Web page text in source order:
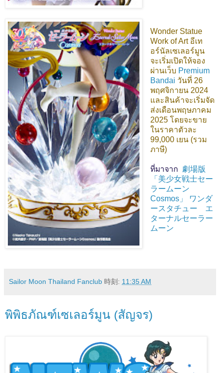
Wonder Statue
Work of Art อีเท
อร์นัลเซเลอร์มูน
จะเริ่มเปิดให้จอง
ผ่านเว็บ Premium
Bandai วันที่ 26
พฤศจิกายน 2024
และสินค้าจะเริ่มจัด
ส่งเดือนพฤษภาคม
2025 โดยจะขาย
ในราคาตัวละ
99,000 เยน (รวม
ภาษี)
ที่มาจาก 劇場版
「美少女戦士セー
ラームーン
Cosmos」 ワンダ
ースタチュー エ
ターナルセーラー
ムーン
Sailor Moon Thailand Fanclub 時刻: 11:35 AM
พิพิธภัณฑ์เซเลอร์มูน (สัญจร)